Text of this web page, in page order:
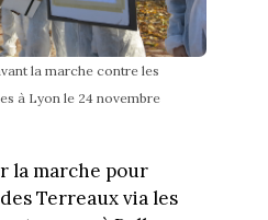
la marche contre les
à Lyon le 24 novembre
la marche pour
Terreaux via les